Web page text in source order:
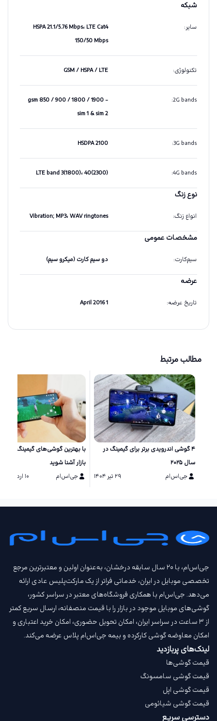
شبکه
سایر:
HSPA 21.1/5.76 Mbps، LTE Cat4
150/50 Mbps
تکنولوژی:
GSM / HSPA / LTE
2G bands
:
gsm 850 / 900 / 1800 / 1900 -
sim 1 & sim 2
3G bands
:
HSDPA 2100
4G bands
: LTE band 3(1800)، 40(2300)
نوع زنگ
انواع زنگ: Vibration; MP3، WAV ringtones
مشخصات عمومی
سیم‌کارت: دو سیم کارت (میکرو سیم)
عرضه
تاریخ عرضه:
1 April 2016
مطالب مرتبط
۴ گوشی اندرویدی برتر برای گیمینگ در
سال ۲۰۲۵
جی‌اس‌ام
۲۹ تیر ۱۴۰۴
با بهترین گوشی‌های گیمینگ حال
بازار آشنا شوید
جی‌اس‌ام
۱۰ اردیبهشت ۱۴۰۴
جی‌اس‌ام، با ۲۰ سال سابقه درخشان، به‌عنوان اولین و معتبرترین مرجع
تخصصی موبایل در ایران، خدماتی فراتر از یک مارکت‌پلیس عادی ارائه
می‌دهد. جی‌اس‌ام با همکاری فروشگاه‌های معتبر در سراسر کشور،
گوشی‌های موبایل موجود در بازار را با قیمت‌ منصفانه، ارسال سریع کمتر
از ۳ ساعت در سراسر ایران، امکان تحویل حضوری، امکان خرید اعتباری و
امکان معاوضه گوشی کارکرده و بیمه جی‌اس‌ام‌ پلاس عرضه می‌کند.
لینک‌های پربازدید
قیمت گوشی‌ها
قیمت گوشی سامسونگ
قیمت گوشی اپل
قیمت گوشی شیائومی
دسترسی سریع